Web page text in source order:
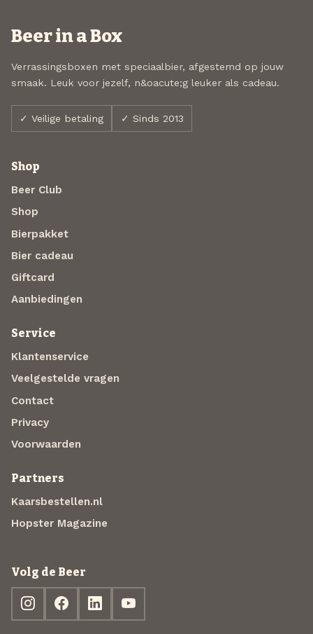
Beer in a Box
Verrassingsboxen met speciaalbier, afgestemd op jouw
smaak. Leuk voor jezelf, n&oacute;g leuker als cadeau.
✓ Veilige betaling ✓ Sinds 2013
Shop
Beer Club
Shop
Bierpakket
Bier cadeau
Giftcard
Aanbiedingen
Service
Klantenservice
Veelgestelde vragen
Contact
Privacy
Voorwaarden
Partners
Kaarsbestellen.nl
Hopster Magazine
Volg de Beer